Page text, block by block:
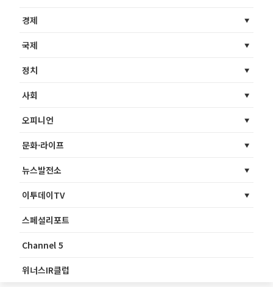
경제
국제
정치
사회
오피니언
문화·라이프
뉴스발전소
이투데이TV
스페셜리포트
Channel 5
위너스IR클럽